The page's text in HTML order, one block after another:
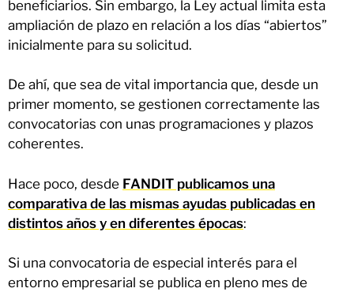
beneficiarios. Sin embargo, la Ley actual limita esta
ampliación de plazo en relación a los días “abiertos”
inicialmente para su solicitud.
De ahí, que sea de vital importancia que, desde un
primer momento, se gestionen correctamente las
convocatorias con unas programaciones y plazos
coherentes.
Hace poco, desde FANDIT publicamos una
comparativa de las mismas ayudas publicadas en
distintos años y en diferentes épocas:
Si una convocatoria de especial interés para el
entorno empresarial se publica en pleno mes de